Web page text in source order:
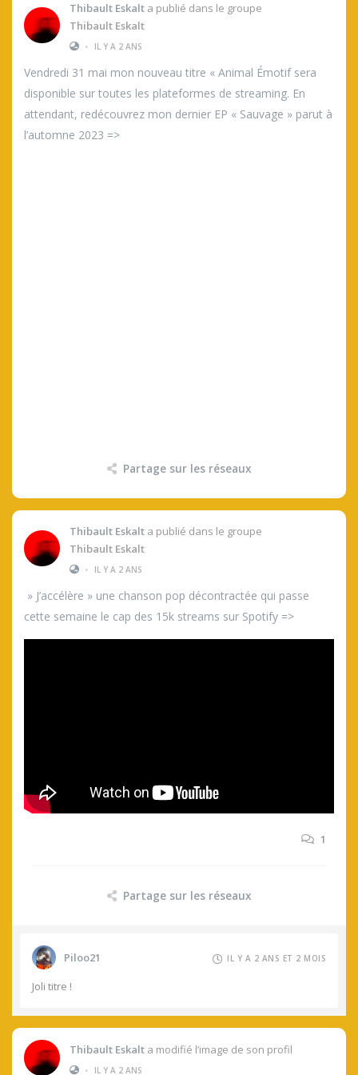
Thibault Eskalt a publié dans le groupe
Thibault Eskalt
•
IL Y A 2 ANS
Vendredi 31 mai mon nouveau titre « Animal Émotif sera
disponible sur toutes les plateformes de streaming. En
attendant, redécouvrez mon dernier EP « Sauvage » parut à
l’automne 2023 =>
Partage sur les réseaux
Thibault Eskalt a publié dans le groupe
Thibault Eskalt
•
IL Y A 2 ANS
» J’accélère » une chanson pop décontractée qui passe
cette semaine le cap des 15k streams sur Spotify =>
1
Partage sur les réseaux
Piloo21 IL Y A 2 ANS ET 2 MOIS
Joli titre !
Thibault Eskalt a modifié l’image de son profil
•
IL Y A 2 ANS